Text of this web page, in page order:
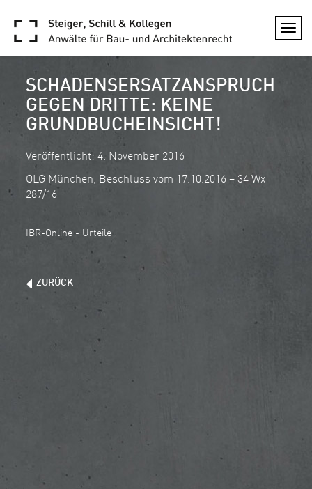
SCHADENSERSATZANSPRUCH
GEGEN DRITTE: KEINE
GRUNDBUCHEINSICHT!
Veröffentlicht: 4. November 2016
OLG München, Beschluss vom 17.10.2016 – 34 Wx
287/16
IBR-Online - Urteile
ZURÜCK